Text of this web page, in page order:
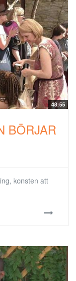
48:55
BÖRJAR
konsten att